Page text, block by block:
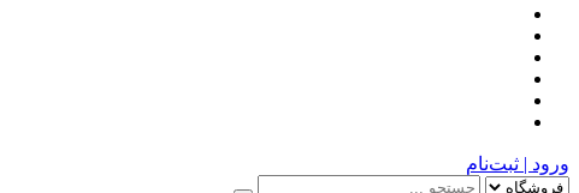
ورود | ثبت‌نام